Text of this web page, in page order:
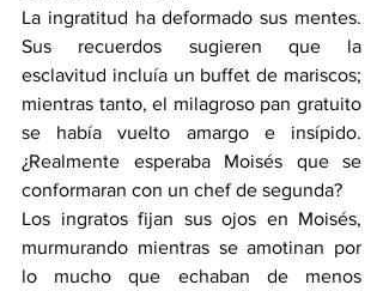
La ingratitud ha deformado sus mentes.
Sus recuerdos sugieren que la
esclavitud incluía un buffet de mariscos;
mientras tanto, el milagroso pan gratuito
se había vuelto amargo e insípido.
¿Realmente esperaba Moisés que se
conformaran con un chef de segunda?
Los ingratos fijan sus ojos en Moisés,
murmurando mientras se amotinan por
lo mucho que echaban de menos